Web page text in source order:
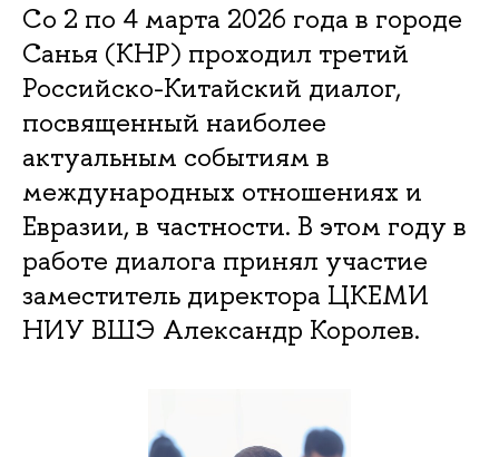
Со 2 по 4 марта 2026 года в городе
Санья (КНР) проходил третий
Российско-Китайский диалог,
посвященный наиболее
актуальным событиям в
международных отношениях и
Евразии, в частности. В этом году в
работе диалога принял участие
заместитель директора ЦКЕМИ
НИУ ВШЭ Александр Королев.